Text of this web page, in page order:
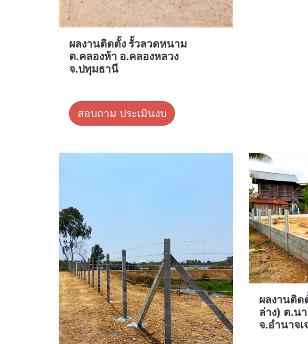
ผลงานติดตั้ง รั้วลวดหนาม
ต.คลองห้า อ.คลองหลวง
จ.ปทุมธานี
สอบถาม ประเมินงบ
ผลงานติด
ล่าง) ต.น
จ.อำนาจ